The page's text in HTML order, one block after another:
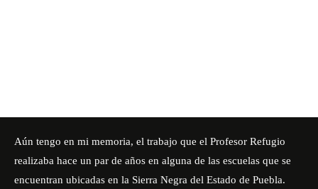
Aún tengo en mi memoria, el trabajo que el Profesor Refugio
realizaba hace un par de años en alguna de las escuelas que se
encuentran ubicadas en la Sierra Negra del Estado de Puebla.